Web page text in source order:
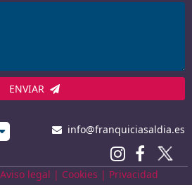
ENVIAR
info@franquiciasaldia.es
Aviso legal | Cookies | Privacidad